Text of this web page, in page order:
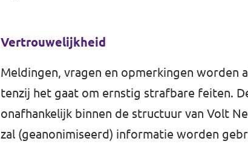
Vertrouwelijkheid
Meldingen, vragen en opmerkingen
tenzij het gaat om ernstig strafbare feiten.
onafhankelijk binnen de structuur van Volt
zal (geanonimiseerd) informatie worden